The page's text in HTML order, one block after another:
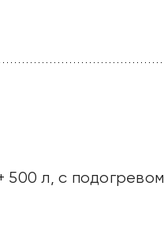
500 л, с подогревом